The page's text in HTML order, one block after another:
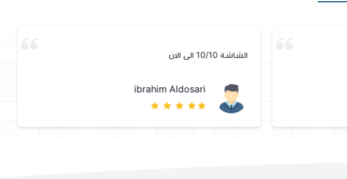
الشاشة 10/10 الى الان
ibrahim Aldosari